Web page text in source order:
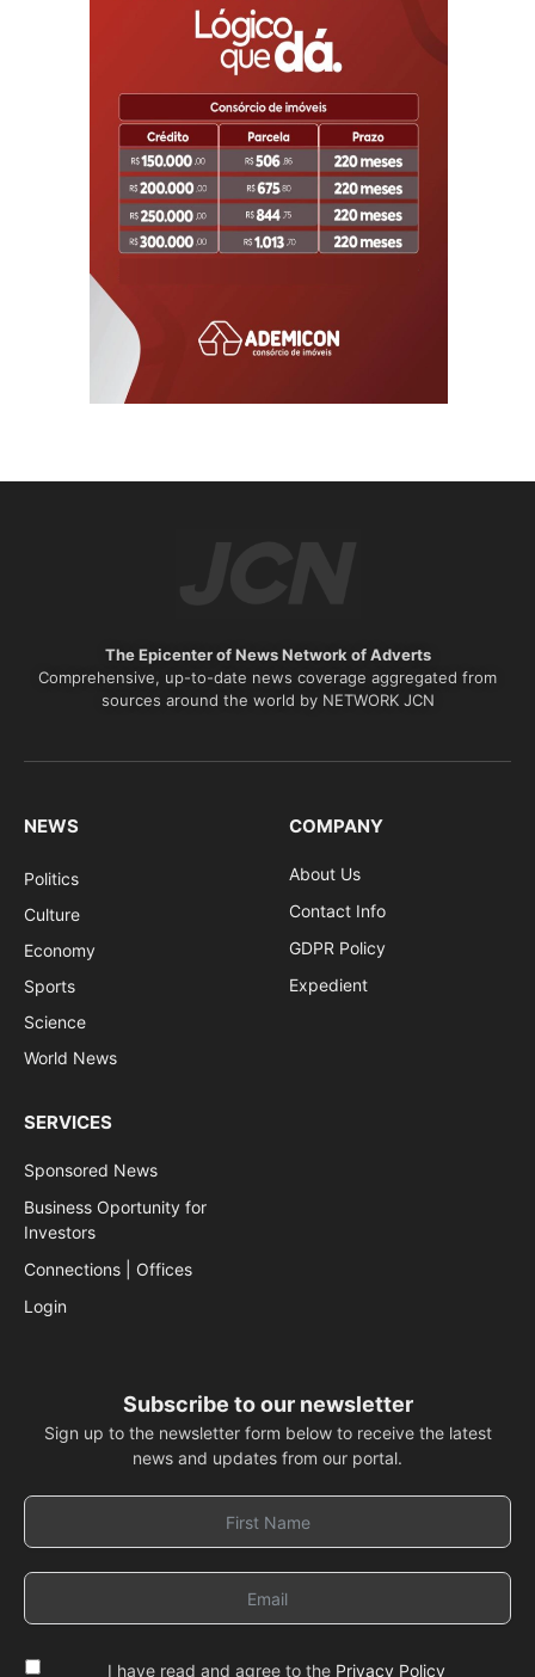
The Epicenter of News Network of Adverts
Comprehensive, up-to-date news coverage aggregated from
sources around the world by NETWORK JCN
NEWS
Politics
Culture
Economy
Sports
Science
World News
COMPANY
About Us
Contact Info
GDPR Policy
Expedient
SERVICES
Sponsored News
Business Oportunity for
Investors
Connections | Offices
Login
Subscribe to our newsletter
Sign up to the newsletter form below to receive the latest
news and updates from our portal.
I have read and agree to the Privacy Policy